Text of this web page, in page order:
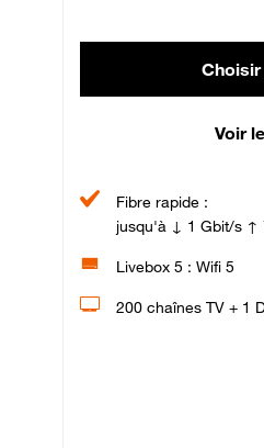
Voir
Fibre rapide :
jusqu'à ↓ 1 Gbit/s ↑
Livebox 5 : Wifi 5
200 chaînes TV + 1